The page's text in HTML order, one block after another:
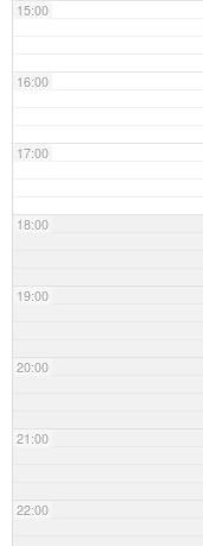
15:00
16:00
17:00
18:00
19:00
20:00
21:00
22:00